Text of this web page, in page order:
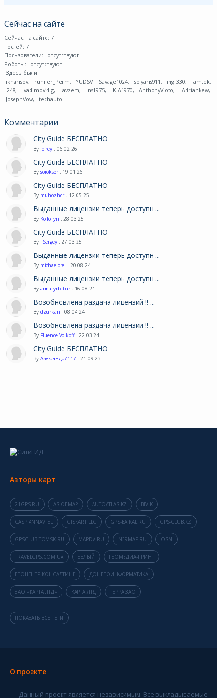
Сейчас на сайте
Сейчас на сайте: 7
Гостей: 7
Пользователи: - отсутствуют
Роботы: - отсутствуют
Здесь были:
ikharisov, runner_Perm, YUDSV, Savage1024, solyaris911, ing 330, Tamtek,
248, vadimovi4-g, avzem, ns1975, KIA1970, AnthonyVioto, Adriankew,
JosephVow, techauto
Комментарии
City Guide БЕСПЛАТНО!
By jofrey . 06 02 26
City Guide БЕСПЛАТНО!
By sorokser . 19 01 26
City Guide БЕСПЛАТНО!
By muhozhor . 12 05 25
Выданные лицензии теперь доступн ...
By KoJIoTyn . 28 03 25
City Guide БЕСПЛАТНО!
By FSergey . 27 03 25
Выданные лицензии теперь доступн ...
By michaelorel . 20 08 24
Выданные лицензии теперь доступн ...
By armatyrbatur . 16 08 24
Возобновлена раздача лицензий !! ...
By dzurkan . 08 04 24
Возобновлена раздача лицензий !! ...
By Fluence Volkoff . 22 03 24
City Guide БЕСПЛАТНО!
By Александр7117 . 21 09 23
Авторы карт
21GPS.RU AS OEMAP AUTOATLAS.KZ BIVIK
CASPIANNAVTEL GISKART LLC GPS-BAIKAL.RU GPS-CLUB.KZ
GPSCLUB.TOMSK.RU MAPDV.RU N39MAP.RU OSM
TRAVELGPS.COM.UA БЕЛЫЙ ГЕОМЕДИА-ПРИНТ
ГЕОЦЕНТР-КОНСАЛТИНГ ДОНГЕОИНФОРМАТИКА
ЗАО «КАРТА ЛТД» КАРТА ЛТД ТЕРРА ЗАО
ПОКАЗАТЬ ВСЕ ТЕГИ
О проекте
Данный проект является независимым. Все выкладываемые